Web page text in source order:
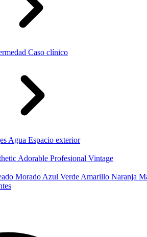
Caso clínico
Agua Espacio exterior
Adorable Profesional Vintage
Morado Azul Verde Amarillo Naranja